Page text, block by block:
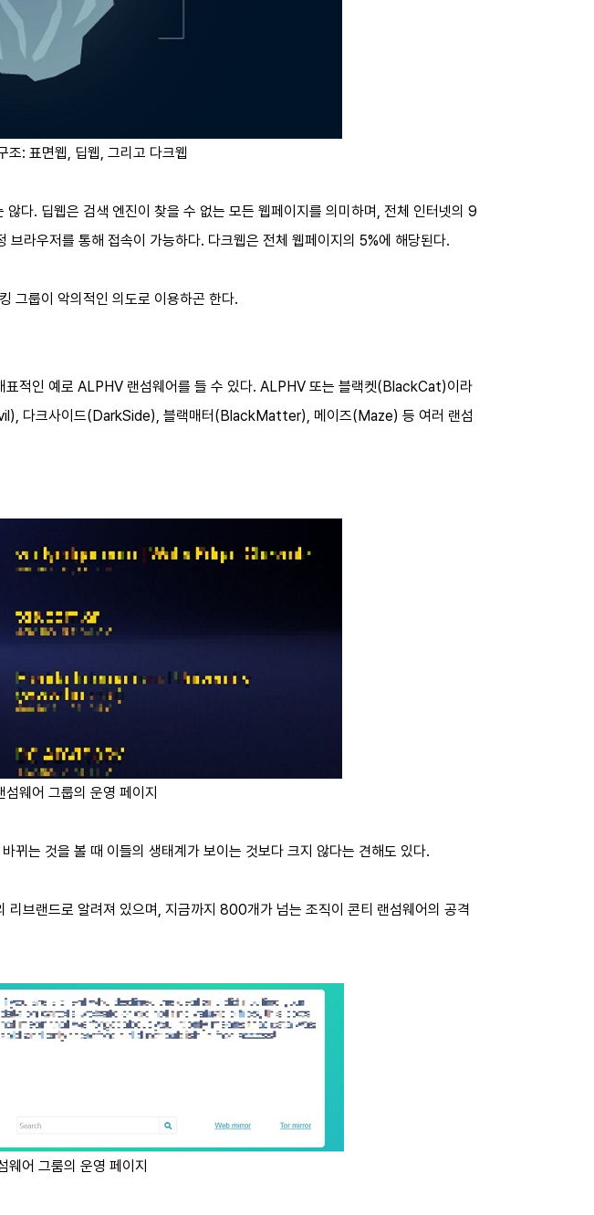
조: 표면웹, 딥웹, 그리고 다크웹
다. 딥웹은 검색 엔진이 찾을 수 없는 모든 웹페이지를 의미하며, 전체 인터넷의 9
라우저를 통해 접속이 가능하다. 다크웹은 전체 웹페이지의 5%에 해당된다.
그룹이 악의적인 의도로 이용하곤 한다.
표적인 예로 ALPHV 랜섬웨어를 들 수 있다. ALPHV 또는 블랙켓(BlackCat)이라
다크사이드(DarkSide), 블랙매터(BlackMatter), 메이즈(Maze) 등 여러 랜섬
웨어 그룹의 운영 페이지
뀌는 것을 볼 때 이들의 생태계가 보이는 것보다 크지 않다는 견해도 있다.
브랜드로 알려져 있으며, 지금까지 800개가 넘는 조직이 콘티 랜섬웨어의 공격
웨어 그룸의 운영 페이지